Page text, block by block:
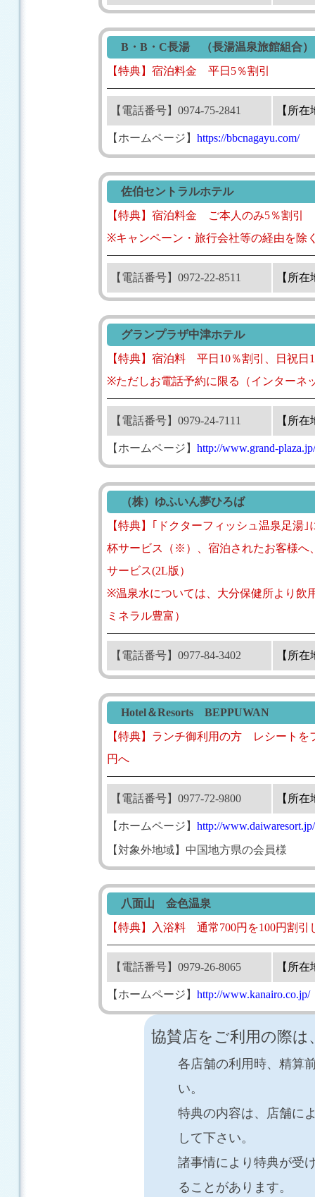
B・B・C長湯 （長湯温泉旅館組合）
【特典】宿泊料金 平日5％割引
【電話番号】0974-75-2841 【所在
【ホームページ】 https://bbcnagayu.com/
佐伯セントラルホテル
【特典】宿泊料金 ご本人のみ5％割引
※キャンペーン・旅行会社等の経由を除
【電話番号】0972-22-8511 【所在
グランプラザ中津ホテル
【特典】宿泊料 平日10％割引、日祝日
※ただしお電話予約に限る（インターネ
【電話番号】0979-24-7111 【所在
【ホームページ】 http://www.grand-plaza.jp/
（株）ゆふいん夢ひろば
【特典】｢ドクターフィッシュ温泉足湯
杯サービス（※）、宿泊されたお客様へ
サービス(2L版）
※温泉水については、大分保健所より飲
ミネラル豊富）
【電話番号】0977-84-3402 【所在
Hotel＆Resorts BEPPUWAN
【特典】ランチ御利用の方 レシート
円へ
【電話番号】0977-72-9800 【所在
【ホームページ】 http://
【対象外地域】中国地方県の会員様
八面山 金色温泉
【特典】入浴料 通常700円を100円割引
【電話番号】0979-26-8065 【所在
【ホームページ】 http://www.kanairo.co.jp/
協賛店をご利用の際
各店舗の利用時、精算
い。
特典の内容は、店舗に
して下さい。
諸事情により特典が受
ることがあります。